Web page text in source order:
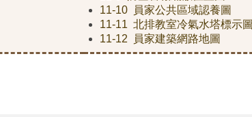
11-10 員家公共區域認養圖
11-11 北排教室冷氣水塔標示圖
11-12 員家建築網路地圖